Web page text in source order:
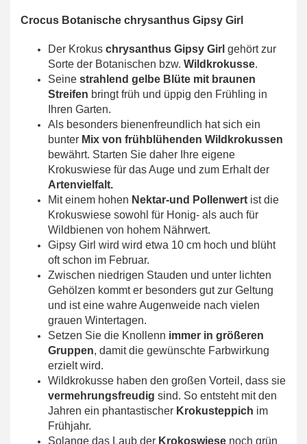
Crocus Botanische chrysanthus Gipsy Girl
Der Krokus chrysanthus Gipsy Girl gehört zur
Sorte der Botanischen bzw. Wildkrokusse.
Seine strahlend gelbe Blüte mit braunen
Streifen bringt früh und üppig den Frühling in
Ihren Garten.
Als besonders bienenfreundlich hat sich ein
bunter Mix von frühblühenden Wildkrokussen
bewährt. Starten Sie daher Ihre eigene
Krokuswiese für das Auge und zum Erhalt der
Artenvielfalt.
Mit einem hohen Nektar-und Pollenwert ist die
Krokuswiese sowohl für Honig- als auch für
Wildbienen von hohem Nährwert.
Gipsy Girl wird wird etwa 10 cm hoch und blüht
oft schon im Februar.
Zwischen niedrigen Stauden und unter lichten
Gehölzen kommt er besonders gut zur Geltung
und ist eine wahre Augenweide nach vielen
grauen Wintertagen.
Setzen Sie die Knollenn immer in größeren
Gruppen, damit die gewünschte Farbwirkung
erzielt wird.
Wildkrokusse haben den großen Vorteil, dass sie
vermehrungsfreudig sind. So entsteht mit den
Jahren ein phantastischer Krokusteppich im
Frühjahr.
Solange das Laub der Krokoswiese noch grün